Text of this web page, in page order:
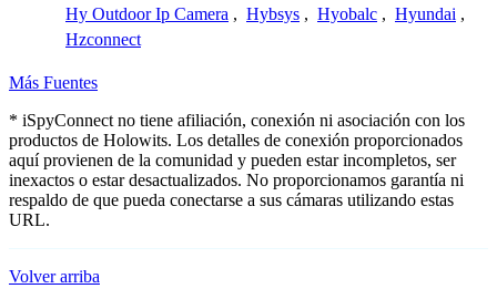
Hy Outdoor Ip Camera , Hybsys , Hyobalc , Hyundai ,
Hzconnect
Más Fuentes
* iSpyConnect no tiene afiliación, conexión ni asociación con los
productos de Holowits. Los detalles de conexión proporcionados
aquí provienen de la comunidad y pueden estar incompletos, ser
inexactos o estar desactualizados. No proporcionamos garantía ni
respaldo de que pueda conectarse a sus cámaras utilizando estas
URL.
Volver arriba